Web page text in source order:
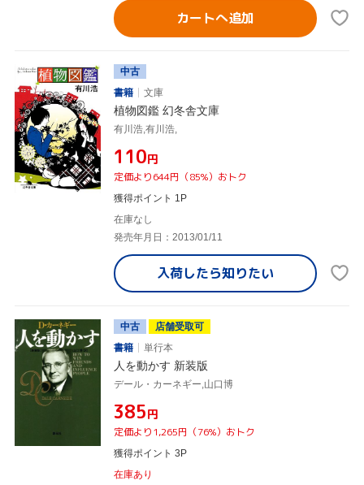
カートへ追加
中古
書籍
文庫
植物図鑑 幻冬舎文庫
有川浩,有川浩,
¥110円
定価より644円（85%）おトク
獲得ポイント 1P
在庫なし
発売年月日：2013/01/11
入荷したら知りたい
中古
店舗受取可
書籍
単行本
人を動かす 新装版
デール・カーネギー,山口博
¥385円
定価より1,265円（76%）おトク
獲得ポイント 3P
在庫あり